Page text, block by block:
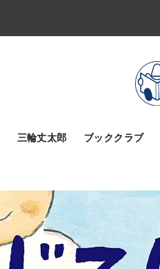
三輪丈太郎 ブッククラブ